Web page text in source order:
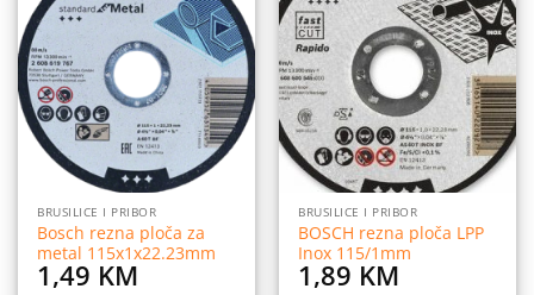
Dodaj
na
listu
želja
BRUSILICE I PRIBOR
Bosch rezna ploča za
metal 115x1x22.23mm
1,49 KM
Dodaj
na
listu
želja
BRUSILICE I PRIBOR
BOSCH rezna ploča LPP
Inox 115/1mm
1,89 KM